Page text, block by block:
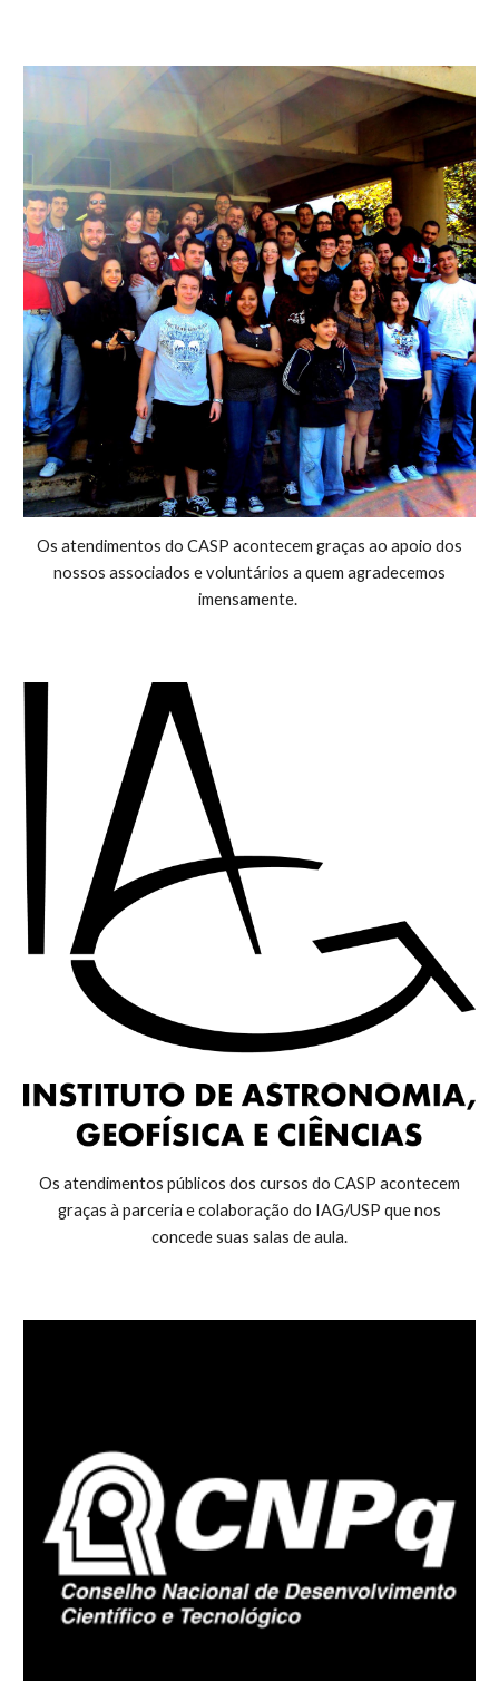
Os atendimentos do CASP acontecem graças ao apoio dos
nossos associados e voluntários a quem agradecemos
imensamente.
Os atendimentos públicos dos cursos do CASP acontecem
graças à parceria e colaboração do IAG/USP que nos
concede suas salas de aula.